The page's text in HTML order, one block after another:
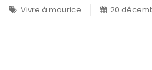
Vivre à maurice 20